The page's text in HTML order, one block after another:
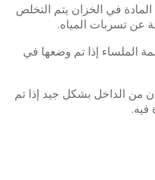
في الخزان يتم التخلص
عن تسربات المياه.
الملساء إذا تم وضعها في
من الداخل بشكل جيد إذا تم
فيه.